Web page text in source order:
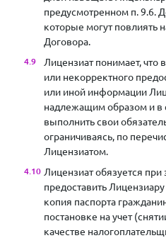
предусмотренном п. 9.6.
которые могут повлиять
Договора.
Лицензиат понимает, что
или некорректного
или иной информации
надлежащим образом и в
выполнить свои
ограничиваясь, по
Лицензиатом.
Лицензиат обязуется
предоставить
копия паспорта
постановке на учет
качестве